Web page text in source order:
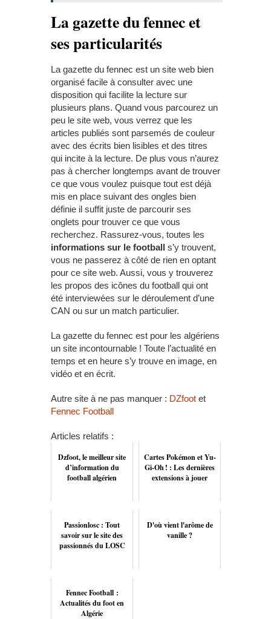
La gazette du fennec et
ses particularités
La gazette du fennec est un site web bien
organisé facile à consulter avec une
disposition qui facilite la lecture sur
plusieurs plans. Quand vous parcourez un
peu le site web, vous verrez que les
articles publiés sont parsemés de couleur
avec des écrits bien lisibles et des titres
qui incite à la lecture. De plus vous n’aurez
pas à chercher longtemps avant de trouver
ce que vous voulez puisque tout est déjà
mis en place suivant des ongles bien
définie il suffit juste de parcourir ses
onglets pour trouver ce que vous
recherchez. Rassurez-vous, toutes les
informations sur le football s’y trouvent,
vous ne passerez à côté de rien en optant
pour ce site web. Aussi, vous y trouverez
les propos des icônes du football qui ont
été interviewées sur le déroulement d’une
CAN ou sur un match particulier.
La gazette du fennec est pour les algériens
un site incontournable ! Toute l’actualité en
temps et en heure s’y trouve en image, en
vidéo et en écrit.
Autre site à ne pas manquer : DZfoot et
Fennec Football
Articles relatifs :
Dzfoot, le meilleur site
d’information du
football algérien
Cartes Pokémon et Yu-
Gi-Oh ! : Les dernières
extensions à jouer
Passionlosc : Tout
savoir sur le site des
passionnés du LOSC
D'où vient l'arôme de
vanille ?
Fennec Football :
Actualités du foot en
Algérie